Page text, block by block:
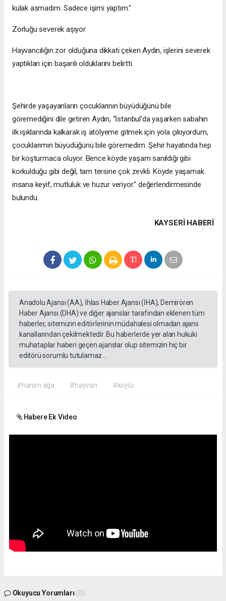
kulak asmadım. Sadece işimi yaptım."
Zorluğu severek aşıyor
Hayvancılığın zor olduğuna dikkati çeken Aydın, işlerini severek
yaptıkları için başarılı olduklarını belirtti.
Şehirde yaşayanların çocuklarının büyüdüğünü bile
göremediğini dile getiren Aydın, "İstanbul'da yaşarken sabahın
ilk ışıklarında kalkarak iş atölyeme gitmek için yola çıkıyordum,
çocuklarımın büyüdüğünü bile göremedim. Şehir hayatında hep
bir koşturmaca oluyor. Bence köyde yaşam sanıldığı gibi
korkulduğu gibi değil, tam tersine çok zevkli. Köyde yaşamak
insana keyif, mutluluk ve huzur veriyor." değerlendirmesinde
bulundu.
KAYSERI HABERİ
Anadolu Ajansı (AA), İhlas Haber Ajansı (İHA), Demirören
Haber Ajansı (DHA) ve diğer ajanslar tarafından eklenen tüm
haberler, sitemizin editörlerinin müdahalesi olmadan ajans
kanallarından çekilmektedir. Bu haberlerde yer alan hukuki
muhataplar haberi geçen ajanslar olup sitemizin hiç bir
editörü sorumlu tutulamaz...
#hanım ağa #hayvan #köylü
Habere Ek Video
Okuyucu Yorumları (0)